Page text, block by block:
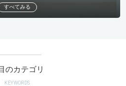
すべてみる
のカテゴリ
KEYWORDS